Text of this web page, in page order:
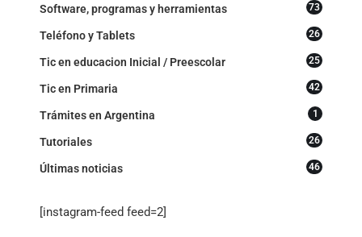
Software, programas y herramientas 73
Teléfono y Tablets 26
Tic en educacion Inicial / Preescolar 25
Tic en Primaria 42
Trámites en Argentina 1
Tutoriales 26
Últimas noticias 46
[instagram-feed feed=2]